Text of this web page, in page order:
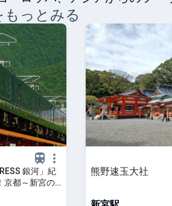
っとみる
銀河」紀
京都～新宮の
熊野速玉大社